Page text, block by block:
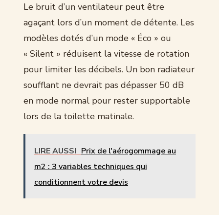
Le bruit d’un ventilateur peut être
agaçant lors d’un moment de détente. Les
modèles dotés d’un mode « Éco » ou
« Silent » réduisent la vitesse de rotation
pour limiter les décibels. Un bon radiateur
soufflant ne devrait pas dépasser 50 dB
en mode normal pour rester supportable
lors de la toilette matinale.
LIRE AUSSI Prix de l'aérogommage au
m2 : 3 variables techniques qui
conditionnent votre devis